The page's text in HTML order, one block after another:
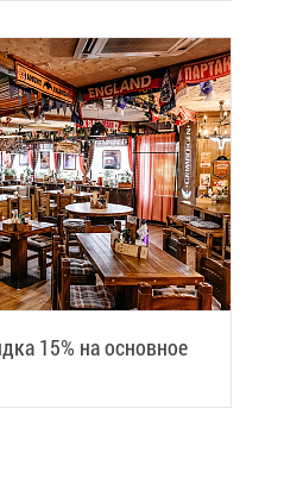
15% на ос­нов­ное